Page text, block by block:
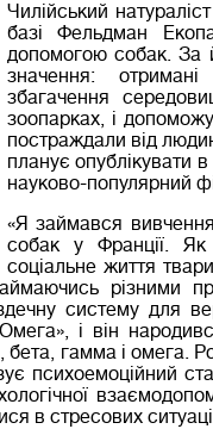
Чилійський
базі Фельдман
допомогою собак. За
значення:
збагачення
зоопарках, і
постраждали від
планує опублікувати
науково-популярний
«Я займався
собак у Франції. Як
соціальне життя
різними
систему для
і він
бета, гамма і
психоемоційний
в стресових